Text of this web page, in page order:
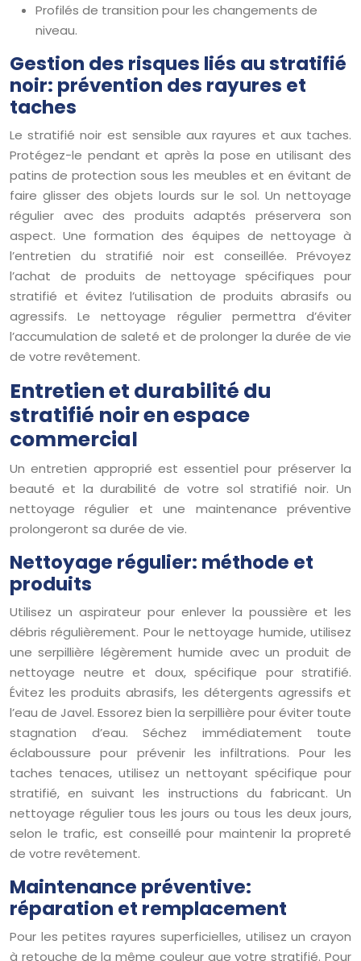
Profilés de transition pour les changements de
niveau.
Gestion des risques liés au stratifié
noir: prévention des rayures et
taches
Le stratifié noir est sensible aux rayures et aux taches.
Protégez-le pendant et après la pose en utilisant des
patins de protection sous les meubles et en évitant de
faire glisser des objets lourds sur le sol. Un nettoyage
régulier avec des produits adaptés préservera son
aspect. Une formation des équipes de nettoyage à
l’entretien du stratifié noir est conseillée. Prévoyez
l’achat de produits de nettoyage spécifiques pour
stratifié et évitez l’utilisation de produits abrasifs ou
agressifs. Le nettoyage régulier permettra d’éviter
l’accumulation de saleté et de prolonger la durée de vie
de votre revêtement.
Entretien et durabilité du
stratifié noir en espace
commercial
Un entretien approprié est essentiel pour préserver la
beauté et la durabilité de votre sol stratifié noir. Un
nettoyage régulier et une maintenance préventive
prolongeront sa durée de vie.
Nettoyage régulier: méthode et
produits
Utilisez un aspirateur pour enlever la poussière et les
débris régulièrement. Pour le nettoyage humide, utilisez
une serpillière légèrement humide avec un produit de
nettoyage neutre et doux, spécifique pour stratifié.
Évitez les produits abrasifs, les détergents agressifs et
l’eau de Javel. Essorez bien la serpillière pour éviter toute
stagnation d’eau. Séchez immédiatement toute
éclaboussure pour prévenir les infiltrations. Pour les
taches tenaces, utilisez un nettoyant spécifique pour
stratifié, en suivant les instructions du fabricant. Un
nettoyage régulier tous les jours ou tous les deux jours,
selon le trafic, est conseillé pour maintenir la propreté
de votre revêtement.
Maintenance préventive:
réparation et remplacement
Pour les petites rayures superficielles, utilisez un crayon
à retouche de la même couleur que votre stratifié. Pour